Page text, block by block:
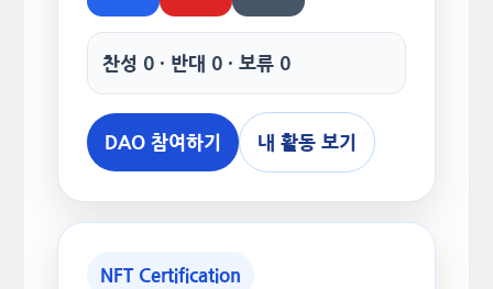
찬성 0 · 반대 0 · 보류 0
DAO 참여하기 내 활동 보기
NFT Certification